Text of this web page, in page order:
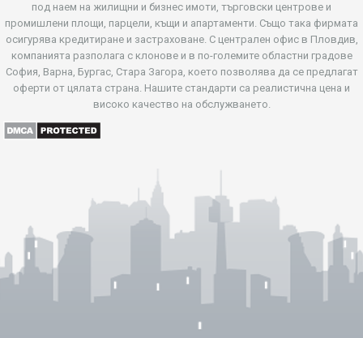
под наем на жилищни и бизнес имоти, търговски центрове и
промишлени площи, парцели, къщи и апартаменти. Също така фирмата
осигурява кредитиране и застраховане. С централен офис в Пловдив,
компанията разполага с клонове и в по-големите областни градове
София, Варна, Бургас, Стара Загора, което позволява да се предлагат
оферти от цялата страна. Нашите стандарти са реалистична цена и
високо качество на обслужването.